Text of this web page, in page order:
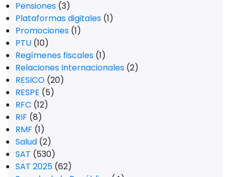
Pensiones (3)
Plataformas digitales (1)
Promociones (1)
PTU (10)
Regímenes fiscales (1)
Relaciones Internacionales (2)
RESICO (20)
RESPE (5)
RFC (12)
RIF (8)
RMF (1)
Salud (2)
SAT (530)
SAT 2025 (62)